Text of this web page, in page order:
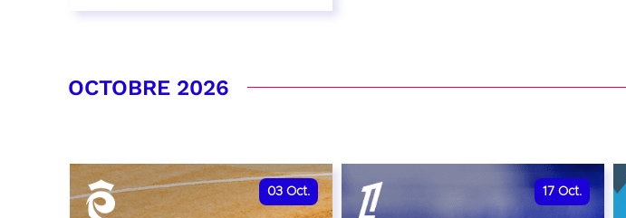
OCTOBRE 2026
03 Oct. 17 Oct.